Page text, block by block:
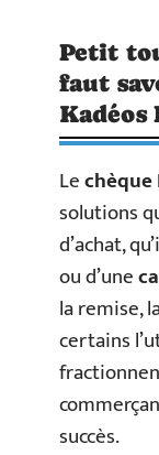
Petit
faut
Lechèque
solutions
d’achat,
ou d’une
la remise,
certains
succès.